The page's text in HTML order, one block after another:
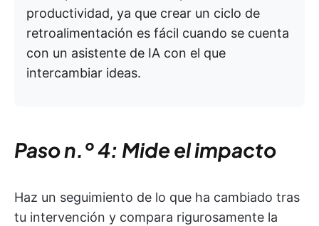
productividad, ya que crear un ciclo de
retroalimentación es fácil cuando se cuenta
con un asistente de IA con el que
intercambiar ideas.
Paso n.º 4: Mide el impacto
Haz un seguimiento de lo que ha cambiado tras
tu intervención y compara rigurosamente la